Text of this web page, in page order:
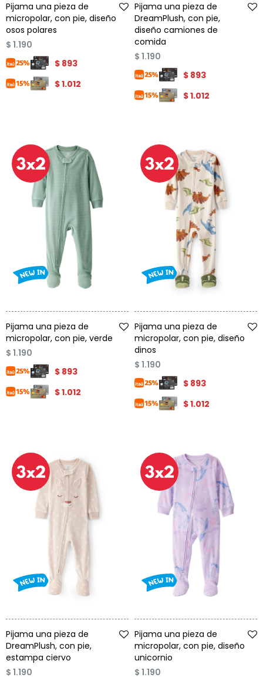
Pijama una pieza de
micropolar, con pie, diseño
osos polares
$ 1.190
$ 893
$1.012
Pijama una pieza de
DreamPlush, con pie,
diseño camiones de
comida
$ 1.190
$ 893
$1.012
Pijama una pieza de
micropolar, con pie, verde
$ 1.190
$ 893
$1.012
Pijama una pieza de
micropolar, con pie, diseño
dinos
$ 1.190
$ 893
$1.012
Pijama una pieza de
DreamPlush, con pie,
estampa ciervo
$ 1.190
Pijama una pieza de
micropolar, con pie, diseño
unicornio
$ 1.190